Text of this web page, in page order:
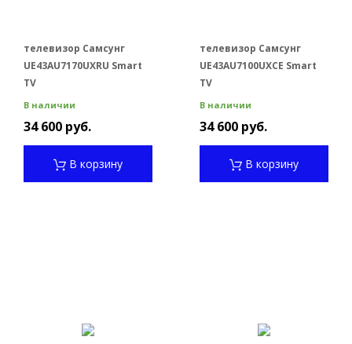
телевизор Самсунг
UE43AU7170UXRU Smart
TV
В наличии
34 600 руб.
В корзину
телевизор Самсунг
UE43AU7100UXCE Smart
TV
В наличии
34 600 руб.
В корзину